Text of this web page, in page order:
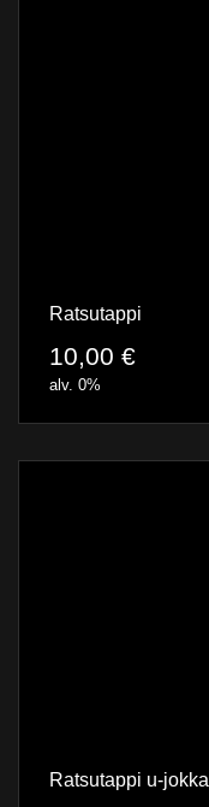
Ratsutappi
10,00 €
alv. 0%
Ratsutappi u-